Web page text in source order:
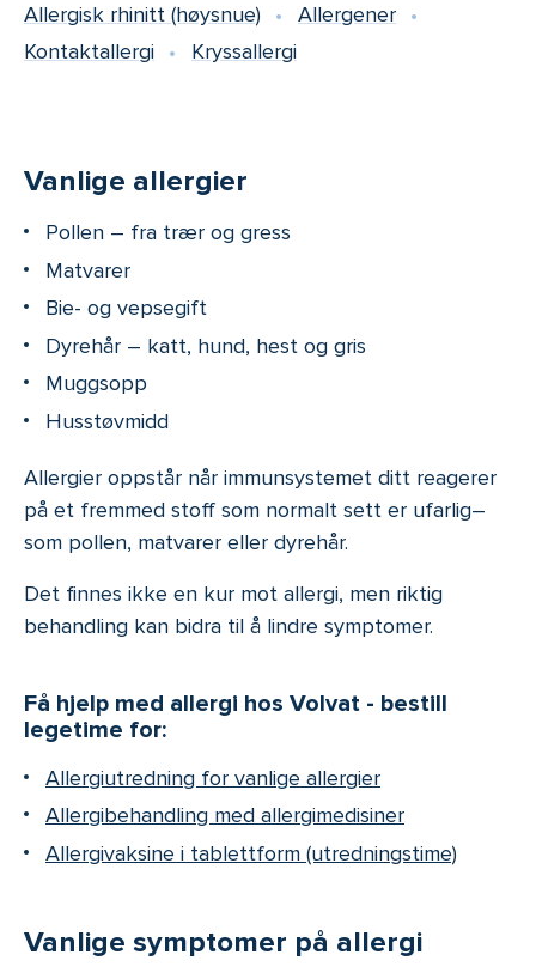
Allergisk rhinitt (høysnue)
Allergener
Kontaktallergi
Kryssallergi
Vanlige allergier
Pollen – fra trær og gress
Matvarer
Bie- og vepsegift
Dyrehår – katt, hund, hest og gris
Muggsopp
Husstøvmidd
Allergier oppstår når immunsystemet ditt reagerer
på et fremmed stoff som normalt sett er ufarlig–
som pollen, matvarer eller dyrehår.
Det finnes ikke en kur mot allergi, men riktig
behandling kan bidra til å lindre symptomer.
Få hjelp med allergi hos Volvat - bestill
legetime for:
Allergiutredning for vanlige allergier
Allergibehandling med allergimedisiner
Allergivaksine i tablettform (utredningstime)
Vanlige symptomer på allergi